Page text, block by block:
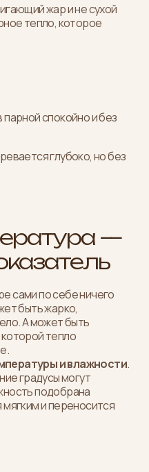
жар и не сухой
тепло, которое
спокойно и без
глубоко, но без
—
сами по себе ничего
быть жарко,
А может быть
тепло
и влажности.
градусы могут
подобрана
и переносится